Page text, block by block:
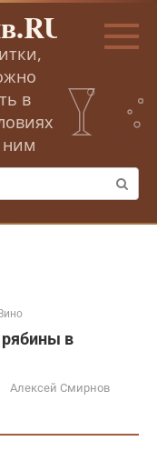
в
ним
Вино
рябины в
Алексей Смирнов